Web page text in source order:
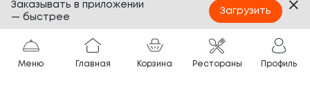
Банкеты
Вопросы и ответы
с ТОКИО-CITY
Партнёрам
Франшиза
Меню Главная Корзина Рестораны Профиль
Заказывать в приложении
— быстрее
Загрузить